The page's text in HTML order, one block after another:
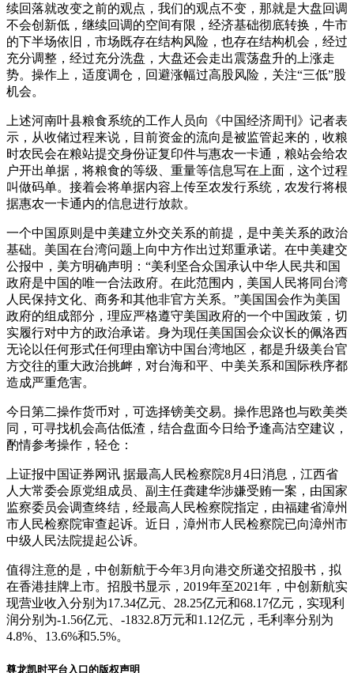
续回落就改变之前的观点，我们的观点不变，那就是大盘回调
不会创新低，继续回调的空间有限，经济基础彻底转换，牛市
的下半场依旧，市场既存在结构风险，也存在结构机会，经过
充分调整，经过充分洗盘，大盘还会走出震荡盘升的上涨走
势。操作上，适度调仓，回避涨幅过高股风险，关注“三低”股
机会。
上述河南叶县粮食系统的工作人员向《中国经济周刊》记者表
示，从收储过程来说，目前资金的流向是被监管起来的，收粮
时农民会在粮站提交身份证复印件与惠农一卡通，粮站会给农
户开出单据，将粮食的等级、重量等信息写在上面，这个过程
叫做码单。接着会将单据内容上传至农发行系统，农发行将根
据惠农一卡通内的信息进行放款。
一个中国原则是中美建立外交关系的前提，是中美关系的政治
基础。美国在台湾问题上向中方作出过郑重承诺。在中美建交
公报中，美方明确声明：“美利坚合众国承认中华人民共和国
政府是中国的唯一合法政府。在此范围内，美国人民将同台湾
人民保持文化、商务和其他非官方关系。”美国国会作为美国
政府的组成部分，理应严格遵守美国政府的一个中国政策，切
实履行对中方的政治承诺。身为现任美国国会众议长的佩洛西
无论以任何形式任何理由窜访中国台湾地区，都是升级美台官
方交往的重大政治挑衅，对台海和平、中美关系和国际秩序都
造成严重危害。
今日第二操作货币对，可选择镑美交易。操作思路也与欧美类
同，可寻找机会高估低渣，结合盘面今日给予逢高沽空建议，
酌情参考操作，轻仓：
上证报中国证券网讯 据最高人民检察院8月4日消息，江西省
人大常委会原党组成员、副主任龚建华涉嫌受贿一案，由国家
监察委员会调查终结，经最高人民检察院指定，由福建省漳州
市人民检察院审查起诉。近日，漳州市人民检察院已向漳州市
中级人民法院提起公诉。
值得注意的是，中创新航于今年3月向港交所递交招股书，拟
在香港挂牌上市。招股书显示，2019年至2021年，中创新航实
现营业收入分别为17.34亿元、28.25亿元和68.17亿元，实现利
润分别为-1.56亿元、-1832.8万元和1.12亿元，毛利率分别为
4.8%、13.6%和5.5%。
尊龙凯时平台入口的版权声明